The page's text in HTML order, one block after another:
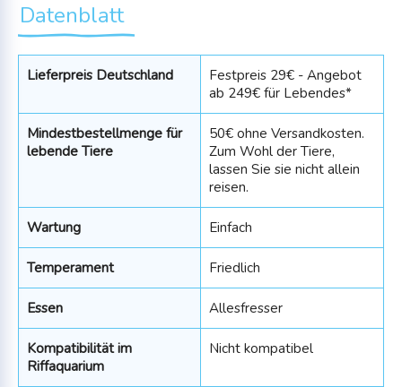
Datenblatt
Lieferpreis Deutschland
Festpreis 29€ - Angebot
ab 249€ für Lebendes*
Mindestbestellmenge für
lebende Tiere
50€ ohne Versandkosten.
Zum Wohl der Tiere,
lassen Sie sie nicht allein
reisen.
Wartung Einfach
Temperament Friedlich
Essen Allesfresser
Kompatibilität im
Riffaquarium
Nicht kompatibel